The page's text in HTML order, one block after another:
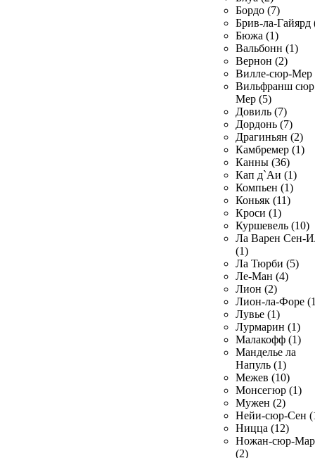
Бордо (7)
Брив-ла-Гайярд
Бюжа (1)
Вальбонн (1)
Вернон (2)
Вилле-сюр-Мер
Вильфранш сюр
Мер (5)
Довиль (7)
Дордонь (7)
Драгиньян (2)
Камбремер (1)
Канны (36)
Кап д`Аи (1)
Компьен (1)
Коньяк (11)
Кроси (1)
Куршевель (10)
Ла Варен Сен-
(1)
Ла Тюрби (5)
Ле-Ман (4)
Лион (2)
Лион-ла-Форе
Лувье (1)
Лурмарин (1)
Малакофф (1)
Манделье ла
Напуль (1)
Межев (10)
Монсегюр (1)
Мужен (2)
Нейи-сюр-Сен
Ницца (12)
Ножан-сюр-
(2)